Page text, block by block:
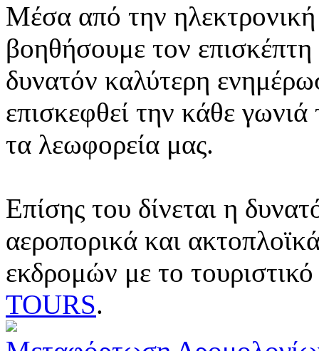
Μέσα από την ηλεκτρονική
βοηθήσουμε τον
δυνατόν καλύτερη
επισκεφθεί την κάθε
τα λεωφορεία μας.
Επίσης του δίνεται η
αεροπορικά και
εκδρομών με το
TOURS.